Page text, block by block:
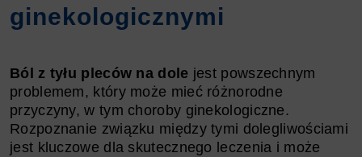
ginekologicznymi
Ból z tyłu pleców na dole jest powszechnym
problemem, który może mieć różnorodne
przyczyny, w tym choroby ginekologiczne.
Rozpoznanie związku między tymi dolegliwościami
jest kluczowe dla skutecznego leczenia i może